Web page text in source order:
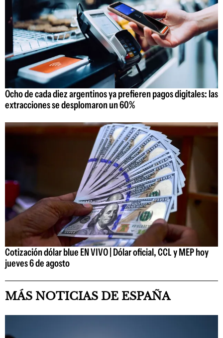
Ocho de cada diez argentinos ya prefieren pagos digitales: las
extracciones se desplomaron un 60%
Cotización dólar blue EN VIVO | Dólar oficial, CCL y MEP hoy
jueves 6 de agosto
MÁS NOTICIAS DE ESPAÑA